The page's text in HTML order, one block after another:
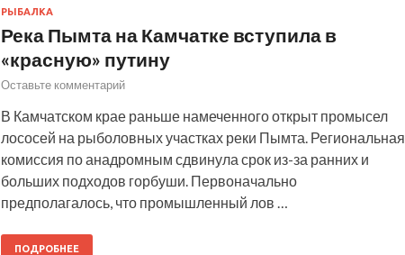
РЫБАЛКА
Река Пымта на Камчатке вступила в
«красную» путину
Оставьте комментарий
В Камчатском крае раньше намеченного открыт промысел
лососей на рыболовных участках реки Пымта. Региональная
комиссия по анадромным сдвинула срок из-за ранних и
больших подходов горбуши. Первоначально
предполагалось, что промышленный лов …
ПОДРОБНЕЕ